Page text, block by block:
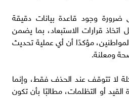
وجود قاعدة بيانات دقيقة
اتخاذ قرارات الاستبعاد، بما يضمن
مؤكدًا أن أي عملية تحديث
ومعلنة.
لا تتوقف عند الحذف فقط، وإنما
أو التظلمات، مطالبًا بأن تكون